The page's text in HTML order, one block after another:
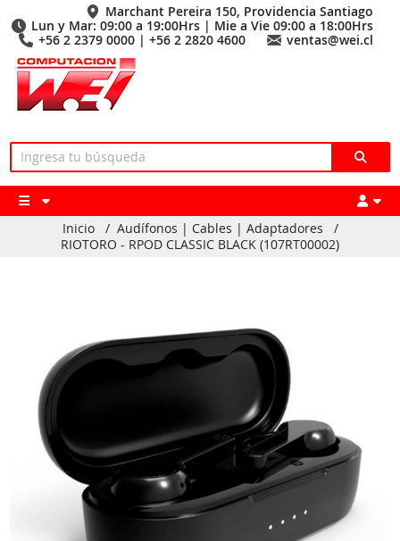
Marchant Pereira 150, Providencia Santiago
Lun y Mar: 09:00 a 19:00Hrs | Mie a Vie 09:00 a 18:00Hrs
+56 2 2379 0000 | +56 2 2820 4600
ventas@wei.cl
Inicio / Audífonos | Cables | Adaptadores
/
RIOTORO - RPOD CLASSIC BLACK (107RT00002)